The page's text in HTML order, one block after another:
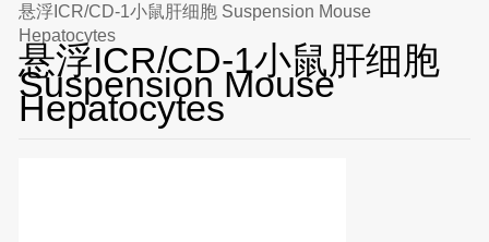
悬浮ICR/CD-1小鼠肝细胞 Suspension Mouse
Hepatocytes
悬浮ICR/CD-1小鼠肝细胞
Suspension Mouse
Hepatocytes